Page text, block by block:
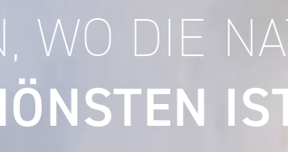
WO DIE